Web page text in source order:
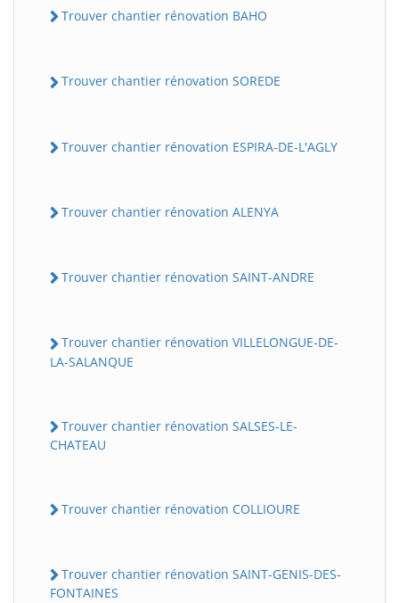
Trouver chantier rénovation BAHO
Trouver chantier rénovation SOREDE
Trouver chantier rénovation ESPIRA-DE-L'AGLY
Trouver chantier rénovation ALENYA
Trouver chantier rénovation SAINT-ANDRE
Trouver chantier rénovation VILLELONGUE-DE-
LA-SALANQUE
Trouver chantier rénovation SALSES-LE-
CHATEAU
Trouver chantier rénovation COLLIOURE
Trouver chantier rénovation SAINT-GENIS-DES-
FONTAINES